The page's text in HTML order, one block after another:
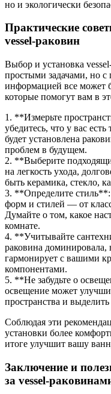
но и экологически
Практические
vessel-раковин
Выбор и установка
простыми задачами, но
информацией все может
которые помогут вам в
1. **Измерьте
убедитесь, что у вас
будет установлена
проблем в будущем.
2. **Выберите
на легкость ухода,
быть керамика, стекло,
3. **Определите
форм и стилей — от
Думайте о том, какое
комнате.
4. **Учитывайте
раковина доминировала,
гармонирует с вашими
компонентами.
5. **Не забудьте о
освещение может
пространства и
Соблюдая эти
установки более
итоге улучшит вашу
Заключение и
за vessel-